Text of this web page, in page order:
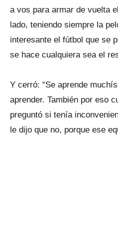
a vos para armar de vuelta
lado, teniendo siempre la
interesante el fútbol que se
se hace cualquiera sea el
Y cerró: “Se aprende
aprender. También por eso
preguntó si tenía
le dijo que no, porque ese